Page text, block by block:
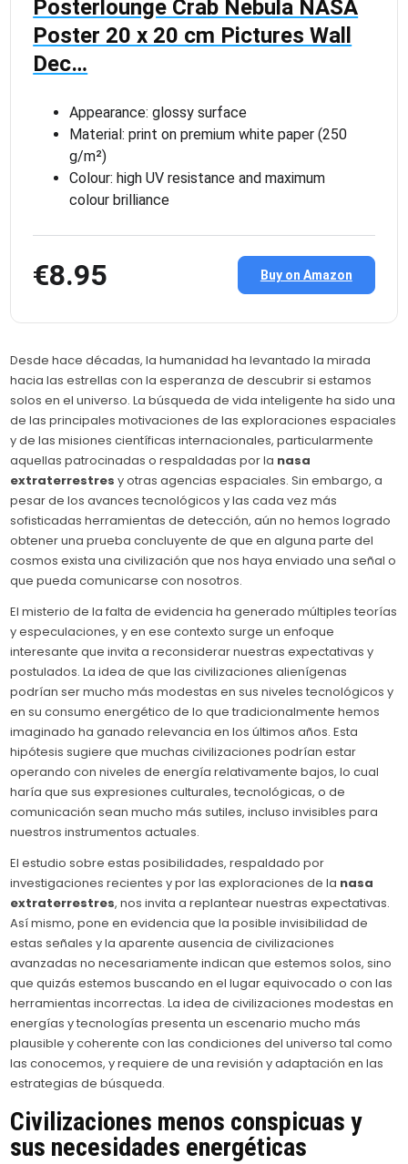
Posterlounge Crab Nebula NASA
Poster 20 x 20 cm Pictures Wall
Dec…
Appearance: glossy surface
Material: print on premium white paper (250
g/m²)
Colour: high UV resistance and maximum
colour brilliance
€8.95 Buy on Amazon
Desde hace décadas, la humanidad ha levantado la mirada
hacia las estrellas con la esperanza de descubrir si estamos
solos en el universo. La búsqueda de vida inteligente ha sido una
de las principales motivaciones de las exploraciones espaciales
y de las misiones científicas internacionales, particularmente
aquellas patrocinadas o respaldadas por la nasa
extraterrestres y otras agencias espaciales. Sin embargo, a
pesar de los avances tecnológicos y las cada vez más
sofisticadas herramientas de detección, aún no hemos logrado
obtener una prueba concluyente de que en alguna parte del
cosmos exista una civilización que nos haya enviado una señal o
que pueda comunicarse con nosotros.
El misterio de la falta de evidencia ha generado múltiples teorías
y especulaciones, y en ese contexto surge un enfoque
interesante que invita a reconsiderar nuestras expectativas y
postulados. La idea de que las civilizaciones alienígenas
podrían ser mucho más modestas en sus niveles tecnológicos y
en su consumo energético de lo que tradicionalmente hemos
imaginado ha ganado relevancia en los últimos años. Esta
hipótesis sugiere que muchas civilizaciones podrían estar
operando con niveles de energía relativamente bajos, lo cual
haría que sus expresiones culturales, tecnológicas, o de
comunicación sean mucho más sutiles, incluso invisibles para
nuestros instrumentos actuales.
El estudio sobre estas posibilidades, respaldado por
investigaciones recientes y por las exploraciones de la nasa
extraterrestres, nos invita a replantear nuestras expectativas.
Así mismo, pone en evidencia que la posible invisibilidad de
estas señales y la aparente ausencia de civilizaciones
avanzadas no necesariamente indican que estemos solos, sino
que quizás estemos buscando en el lugar equivocado o con las
herramientas incorrectas. La idea de civilizaciones modestas en
energías y tecnologías presenta un escenario mucho más
plausible y coherente con las condiciones del universo tal como
las conocemos, y requiere de una revisión y adaptación en las
estrategias de búsqueda.
Civilizaciones menos conspicuas y
sus necesidades energéticas